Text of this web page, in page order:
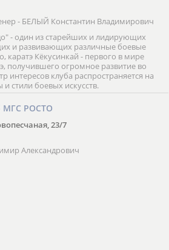
- БЕЛЫЙ Константин Владимирович
- один из старейших и лидирующих
и развивающих различные боевые
каратэ Кёкусинкай - первого в мире
получившего огромное развитие во
интересов клуба распространяется на
стили боевых искусств.
МГС РОСТО
23/7
Александрович